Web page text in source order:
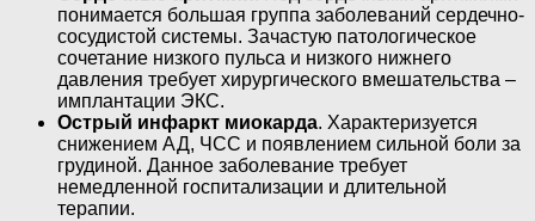
понимается большая группа заболеваний сердечно-
сосудистой системы. Зачастую патологическое
сочетание низкого пульса и низкого нижнего
давления требует хирургического вмешательства –
имплантации ЭКС.
Острый инфаркт миокарда. Характеризуется
снижением АД, ЧСС и появлением сильной боли за
грудиной. Данное заболевание требует
немедленной госпитализации и длительной
терапии.